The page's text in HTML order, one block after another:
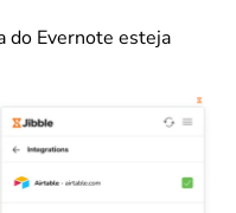
do Evernote esteja